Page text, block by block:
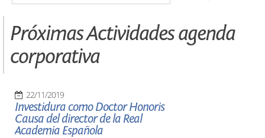
Próximas Actividades agenda
corporativa
22/11/2019
Investidura como Doctor Honoris
Causa del director de la Real
Academia Española